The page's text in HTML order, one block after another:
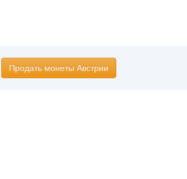
Продать монеты Австрии